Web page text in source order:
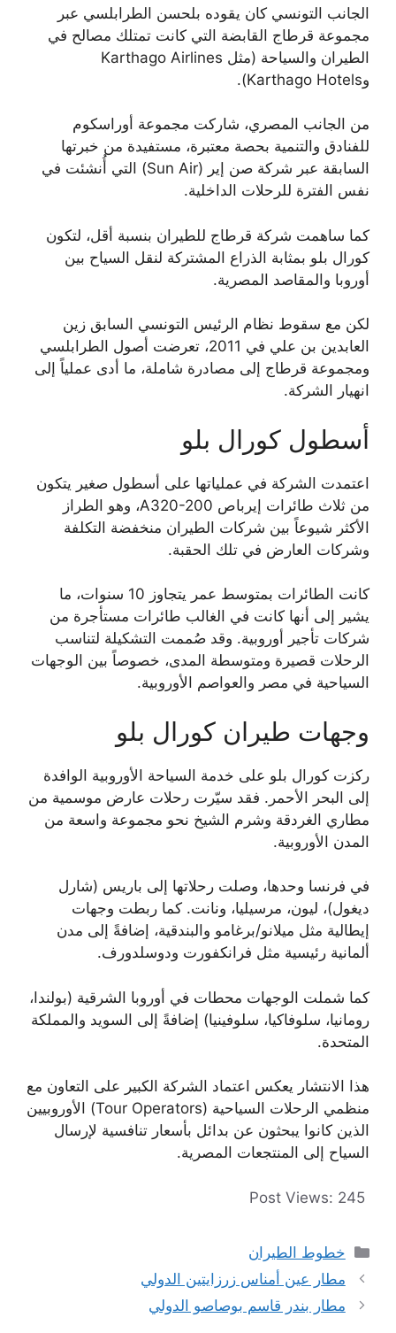
الجانب التونسي كان يقوده بلحسن الطرابلسي عبر
مجموعة قرطاج القابضة التي كانت تمتلك مصالح في
الطيران والسياحة (مثل Karthago Airlines
وKarthago Hotels).
من الجانب المصري، شاركت مجموعة أوراسكوم
للفنادق والتنمية بحصة معتبرة، مستفيدة من خبرتها
السابقة عبر شركة صن إير (Sun Air) التي أُنشئت في
نفس الفترة للرحلات الداخلية.
كما ساهمت شركة قرطاج للطيران بنسبة أقل، لتكون
كورال بلو بمثابة الذراع المشتركة لنقل السياح بين
أوروبا والمقاصد المصرية.
لكن مع سقوط نظام الرئيس التونسي السابق زين
العابدين بن علي في 2011، تعرضت أصول الطرابلسي
ومجموعة قرطاج إلى مصادرة شاملة، ما أدى عملياً إلى
انهيار الشركة.
أسطول كورال بلو
اعتمدت الشركة في عملياتها على أسطول صغير يتكون
من ثلاث طائرات إيرباص A320-200، وهو الطراز
الأكثر شيوعاً بين شركات الطيران منخفضة التكلفة
وشركات العارض في تلك الحقبة.
كانت الطائرات بمتوسط عمر يتجاوز 10 سنوات، ما
يشير إلى أنها كانت في الغالب طائرات مستأجرة من
شركات تأجير أوروبية. وقد صُممت التشكيلة لتناسب
الرحلات قصيرة ومتوسطة المدى، خصوصاً بين الوجهات
السياحية في مصر والعواصم الأوروبية.
وجهات طيران كورال بلو
ركزت كورال بلو على خدمة السياحة الأوروبية الوافدة
إلى البحر الأحمر. فقد سيّرت رحلات عارض موسمية من
مطاري الغردقة وشرم الشيخ نحو مجموعة واسعة من
المدن الأوروبية.
في فرنسا وحدها، وصلت رحلاتها إلى باريس (شارل
ديغول)، ليون، مرسيليا، ونانت. كما ربطت وجهات
إيطالية مثل ميلانو/برغامو والبندقية، إضافةً إلى مدن
ألمانية رئيسية مثل فرانكفورت ودوسلدورف.
كما شملت الوجهات محطات في أوروبا الشرقية (بولندا،
رومانيا، سلوفاكيا، سلوفينيا) إضافةً إلى السويد والمملكة
المتحدة.
هذا الانتشار يعكس اعتماد الشركة الكبير على التعاون مع
منظمي الرحلات السياحية (Tour Operators) الأوروبيين
الذين كانوا يبحثون عن بدائل بأسعار تنافسية لإرسال
السياح إلى المنتجعات المصرية.
Post Views: 245
التصنيفات
خطوط الطيران
مطار عين أمناس زرزايتين الدولي
مطار بندر قاسم بوصاصو الدولي